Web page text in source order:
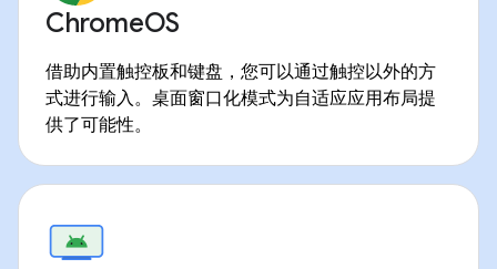
ChromeOS
借助内置触控板和键盘，您可以通过触控以外的方
式进行输入。桌面窗口化模式为自适应应用布局提
供了可能性。